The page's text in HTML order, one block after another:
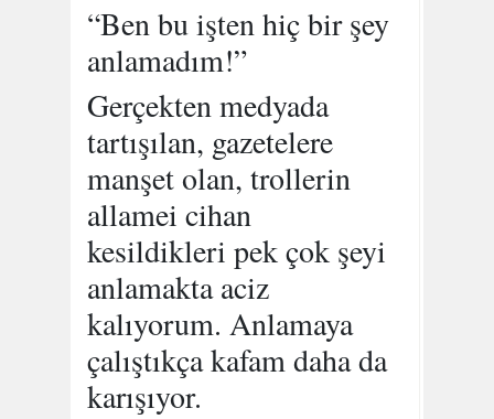
“Ben bu işten hiç bir şey
anlamadım!”
Gerçekten medyada
tartışılan, gazetelere
manşet olan, trollerin
allamei cihan
kesildikleri pek çok şeyi
anlamakta aciz
kalıyorum. Anlamaya
çalıştıkça kafam daha da
karışıyor.